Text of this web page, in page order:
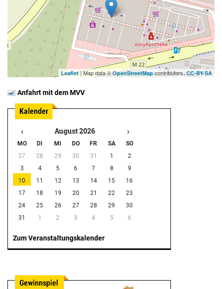
Leaflet| Map data ©OpenStreetMapcontributors,CC-BY-SA
Anfahrt mit dem MVV
‹ August 2026 ›
MO DI MI DO FR SA
SO
27
28 29 30 31 1
2
3
4 5 6 7 8
9
10
11 12 13 14 15
16
17
18 19 20 21 22
23
24
25 26 27 28 29
30
31
1 2 3 4 5 6
Zum Veranstaltungskalender